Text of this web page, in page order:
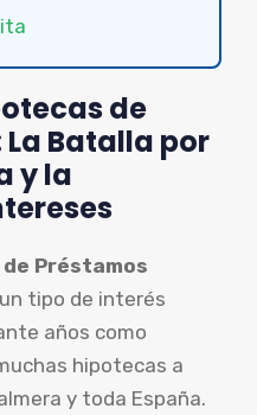
de
Batalla por
y la
Préstamos
tipo de interés
años como
hipotecas a
y toda España.